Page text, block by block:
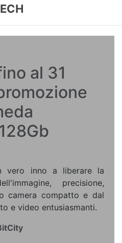
al 31
vero inno a liberare la
precisione,
camera compatto e dal
e video entusiasmanti.